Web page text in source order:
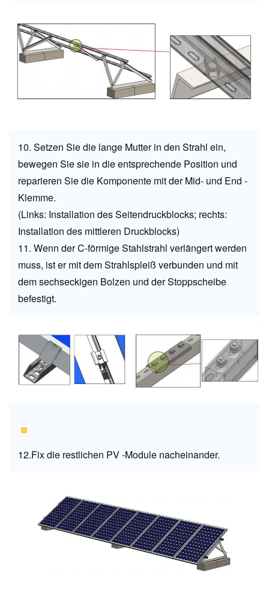
10. Setzen Sie die lange Mutter in den Strahl ein,
bewegen Sie sie in die entsprechende Position und
reparieren Sie die Komponente mit der Mid- und End -
Klemme.
(Links: Installation des Seitendruckblocks; rechts:
Installation des mittleren Druckblocks)
11. Wenn der C-förmige Stahlstrahl verlängert werden
muss, ist er mit dem Strahlspleiß verbunden und mit
dem sechseckigen Bolzen und der Stoppscheibe
befestigt.
12.Fix die restlichen PV -Module nacheinander.